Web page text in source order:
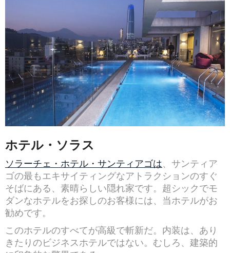
ホテル・ソラス
ソラーチェ・ホテル・サンティアゴは、サンティア
ゴの最もエキサイティングなアトラクションのすぐ
そばにある、素晴らしい隠れ家です。超シックでモ
ダンなホテルをお探しのお客様には、当ホテルがお
勧めです。
このホテルのすべてが高級で斬新だ。内装は、あり
きたりのビジネスホテルではない。むしろ、建築的